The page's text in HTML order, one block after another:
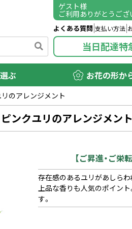
ゲスト様
ご利用ありがとうござ
よくある質問 支払い方法
当日配達特
ぶ お花の形か
リのアレンジメント
ピンクユリのアレンジメント
【ご昇進・ご栄
存在感のあるユリがあしら
上品な香りも人気のポイン
す。